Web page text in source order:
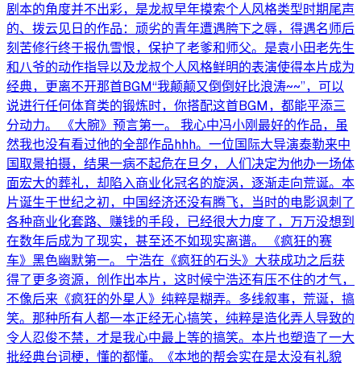
剧本的角度并不出彩，是龙叔早年摸索个人风格类型时期尾声
的、拨云见日的作品：顽劣的青年遭遇胯下之辱，得遇名师后
刻苦修行终于报仇雪恨，保护了老爹和师父。是袁小田老先生
和八爷的动作指导以及龙叔个人风格鲜明的表演使得本片成为
经典，更离不开那首BGM“我颠颠又倒倒好比浪涛~~”，可以
说进行任何体育类的锻炼时，你搭配这首BGM，都能平添三
分动力。 《大腕》预言第一。 我心中冯小刚最好的作品，虽
然我也没有看过他的全部作品hhh。一位国际大导演泰勒来中
国取景拍摄，结果一病不起危在旦夕，人们决定为他办一场体
面宏大的葬礼，却陷入商业化冠名的旋涡，逐渐走向荒诞。本
片诞生于世纪之初，中国经济还没有腾飞，当时的电影讽刺了
各种商业化套路、赚钱的手段，已经很大力度了，万万没想到
在数年后成为了现实，甚至还不如现实离谱。 《疯狂的赛
车》黑色幽默第一。 宁浩在《疯狂的石头》大获成功之后获
得了更多资源，创作出本片，这时候宁浩还有压不住的才气，
不像后来《疯狂的外星人》纯粹是糊弄。多线叙事，荒诞，搞
笑。那种所有人都一本正经无心搞笑，纯粹是造化弄人导致的
令人忍俊不禁，才是我心中最上等的搞笑。本片也塑造了一大
批经典台词梗，懂的都懂。《本地的帮会实在是太没有礼貌